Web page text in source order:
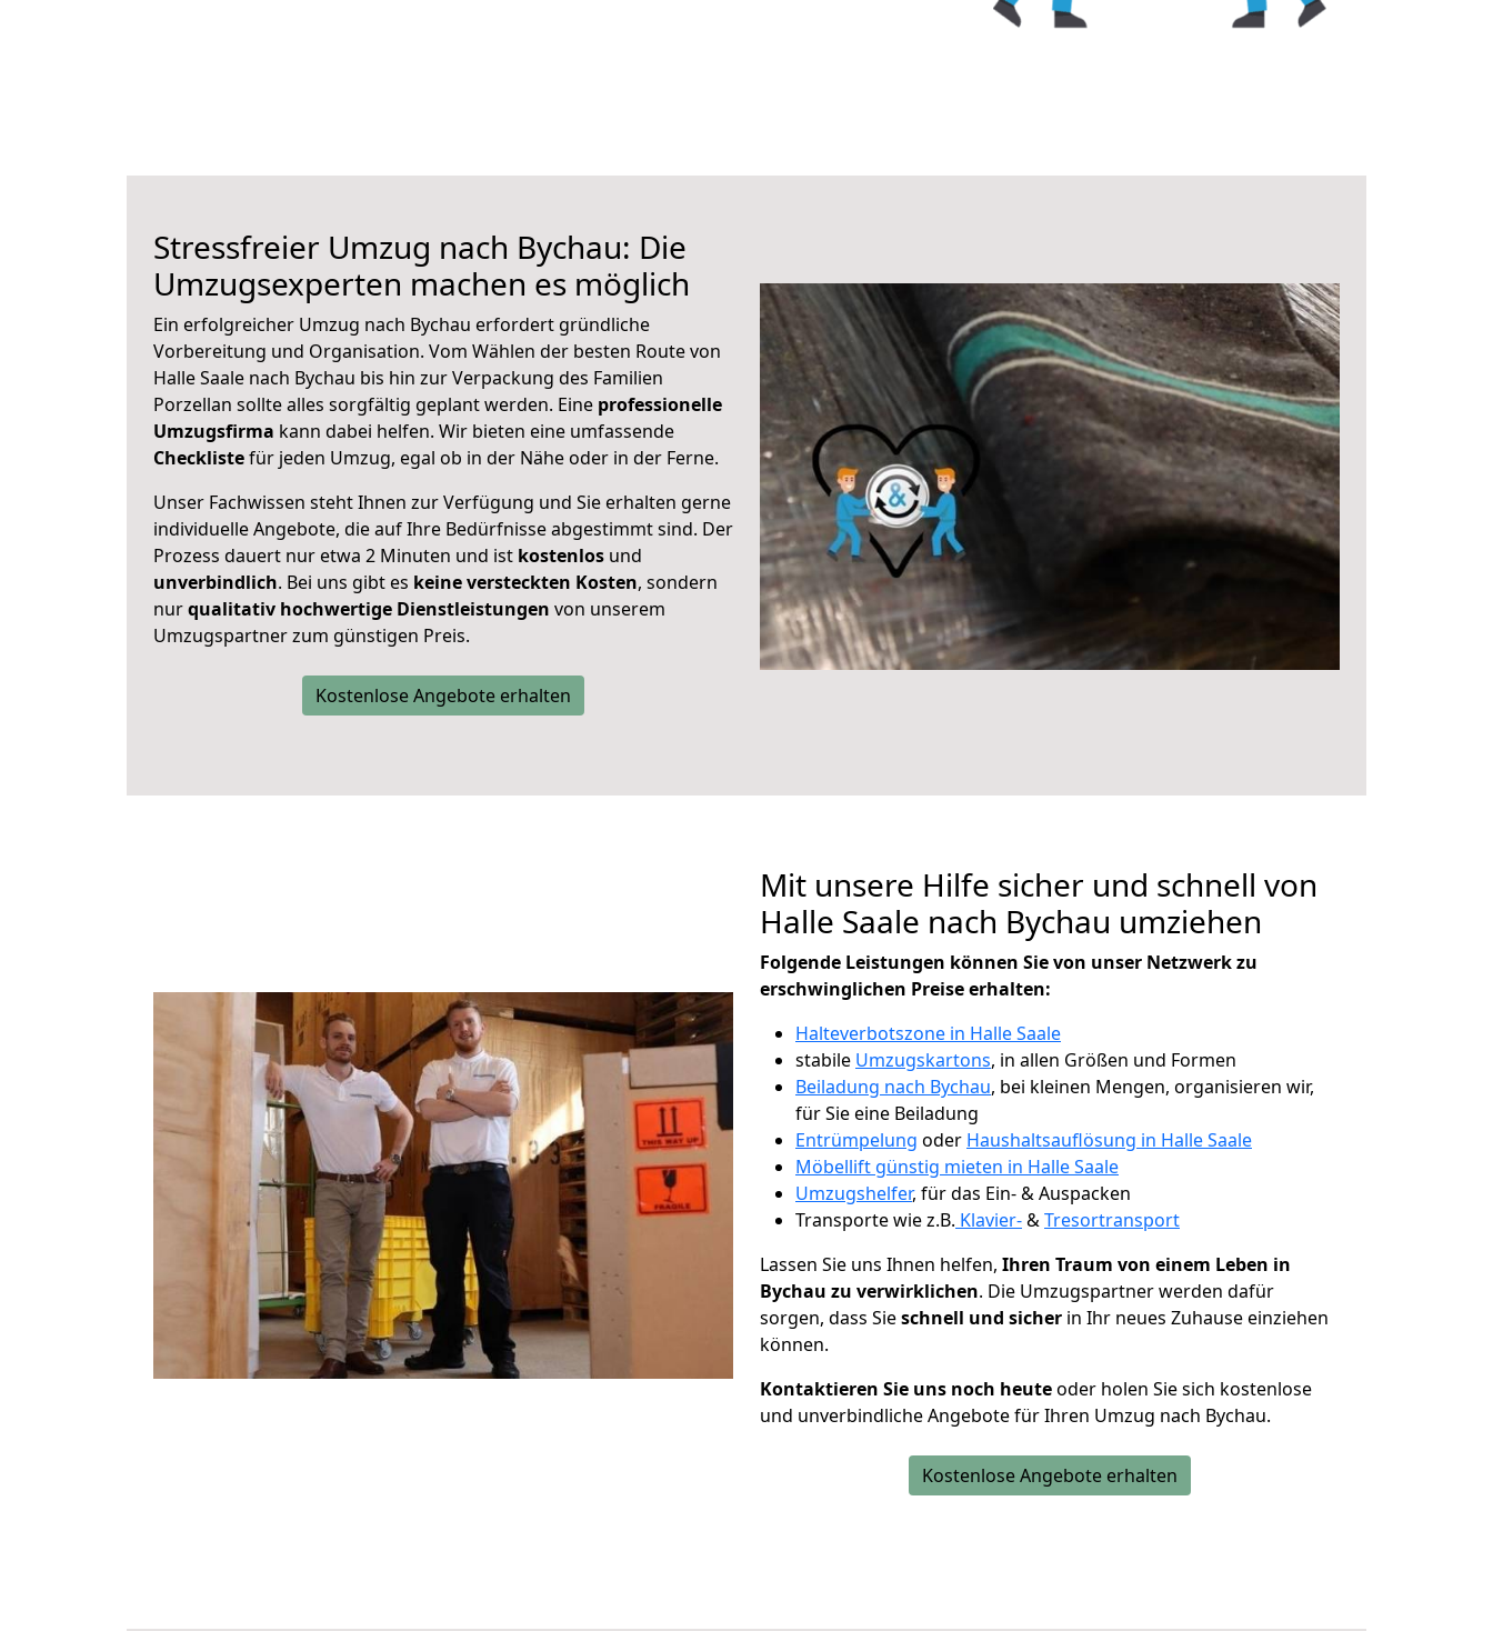
Stressfreier Umzug nach Bychau: Die
Umzugsexperten machen es möglich
Ein erfolgreicher Umzug nach Bychau erfordert gründliche
Vorbereitung und Organisation. Vom Wählen der besten Route von
Halle Saale nach Bychau bis hin zur Verpackung des Familien
Porzellan sollte alles sorgfältig geplant werden. Eine professionelle
Umzugsfirma kann dabei helfen. Wir bieten eine umfassende
Checklistefür jeden Umzug, egal ob in der Nähe oder in der Ferne.
Unser Fachwissen steht Ihnen zur Verfügung und Sie erhalten gerne
individuelle Angebote, die auf Ihre Bedürfnisse abgestimmt sind. Der
Prozess dauert nur etwa 2 Minuten und ist kostenlos und
unverbindlich. Bei uns gibt es keine versteckten Kosten, sondern
nurqualitativ hochwertige Dienstleistungen von unserem
Umzugspartner zum günstigen Preis.
Kostenlose Angebote erhalten
Mit unsere Hilfe sicher und schnell von
Halle Saale nach Bychau umziehen
Folgende Leistungen können Sie von unser Netzwerk zu
erschwinglichen Preise erhalten:
Halteverbotszone in Halle Saale
stabile Umzugskartons, in allen Größen und Formen
Beiladung nach Bychau, bei kleinen Mengen, organisieren wir,
für Sie eine Beiladung
Entrümpelung oder Haushaltsauflösung in Halle Saale
Möbellift günstig mieten in Halle Saale
Umzugshelfer, für das Ein- & Auspacken
Transporte wie z.B. Klavier-&Tresortransport
Lassen Sie uns Ihnen helfen, Ihren Traum von einem Leben in
Bychau zu verwirklichen. Die Umzugspartner werden dafür
sorgen, dass Sieschnell und sicher in Ihr neues Zuhause einziehen
können.
Kontaktieren Sie uns noch heuteoder holen Sie sich kostenlose
und unverbindliche Angebote für Ihren Umzug nach Bychau.
Kostenlose Angebote erhalten